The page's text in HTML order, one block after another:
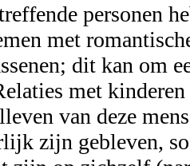
personen
met
dit kan om
met kinderen
van deze
zijn gebleven,